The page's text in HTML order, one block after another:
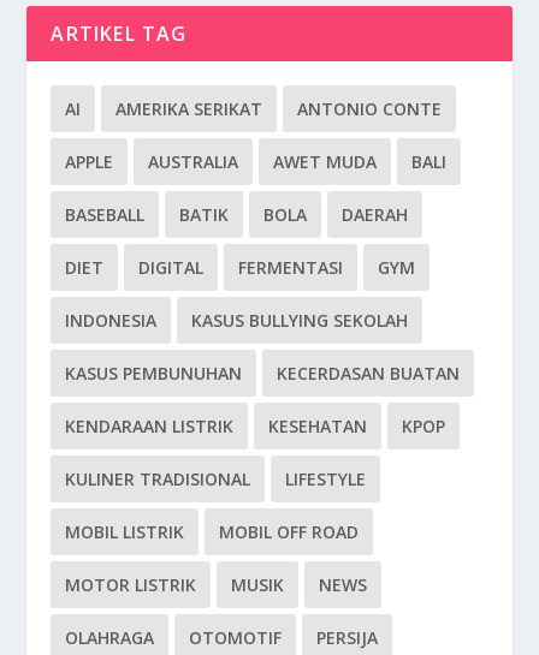
ARTIKEL TAG
AI AMERIKA SERIKAT ANTONIO CONTE
APPLE AUSTRALIA AWET MUDA BALI
BASEBALL BATIK BOLA DAERAH
DIET DIGITAL FERMENTASI GYM
INDONESIA KASUS BULLYING SEKOLAH
KASUS PEMBUNUHAN KECERDASAN BUATAN
KENDARAAN LISTRIK KESEHATAN KPOP
KULINER TRADISIONAL LIFESTYLE
MOBIL LISTRIK MOBIL OFF ROAD
MOTOR LISTRIK MUSIK NEWS
OLAHRAGA OTOMOTIF PERSIJA